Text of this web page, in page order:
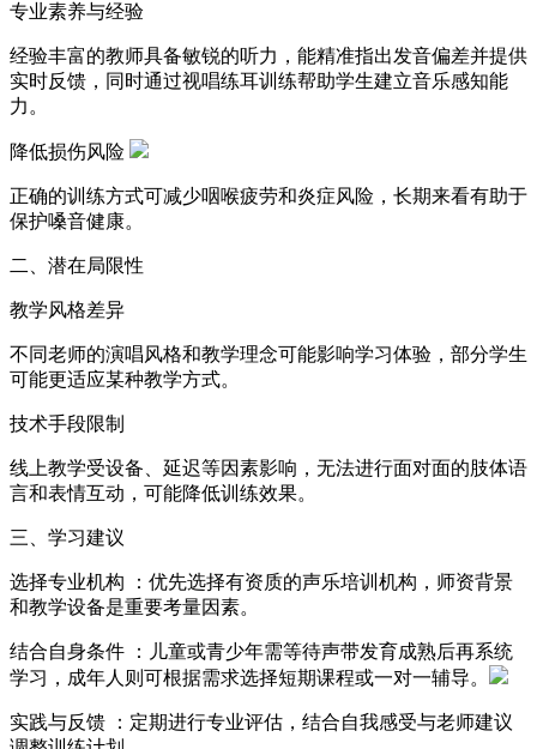
专业素养与经验
经验丰富的教师具备敏锐的听力，能精准指出发音偏差并提供
实时反馈，同时通过视唱练耳训练帮助学生建立音乐感知能
力。
降低损伤风险
正确的训练方式可减少咽喉疲劳和炎症风险，长期来看有助于
保护嗓音健康。
二、潜在局限性
教学风格差异
不同老师的演唱风格和教学理念可能影响学习体验，部分学生
可能更适应某种教学方式。
技术手段限制
线上教学受设备、延迟等因素影响，无法进行面对面的肢体语
言和表情互动，可能降低训练效果。
三、学习建议
选择专业机构 ：优先选择有资质的声乐培训机构，师资背景
和教学设备是重要考量因素。
结合自身条件 ：儿童或青少年需等待声带发育成熟后再系统
学习，成年人则可根据需求选择短期课程或一对一辅导。
实践与反馈 ：定期进行专业评估，结合自我感受与老师建议